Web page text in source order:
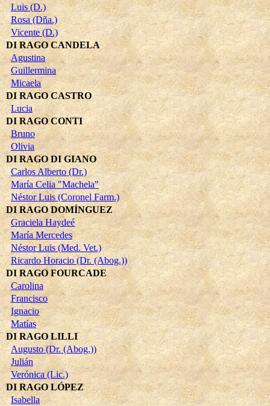
Luis (D.)
Rosa (Dña.)
Vicente (D.)
DI RAGO CANDELA
Agustina
Guillermina
Micaela
DI RAGO CASTRO
Lucia
DI RAGO CONTI
Bruno
Olivia
DI RAGO DI GIANO
Carlos Alberto (Dr.)
María Celia "Machela"
Néstor Luis (Coronel Farm.)
DI RAGO DOMÍNGUEZ
Graciela Haydeé
María Mercedes
Néstor Luis (Med. Vet.)
Ricardo Horacio (Dr. (Abog.))
DI RAGO FOURCADE
Carolina
Francisco
Ignacio
Matías
DI RAGO LILLI
Augusto (Dr. (Abog.))
Julián
Verónica (Lic.)
DI RAGO LÓPEZ
Isabella